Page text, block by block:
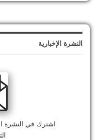
النشرة الإخبارية
اشترك في النشرة